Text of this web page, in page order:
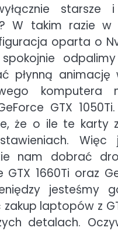
W takim razie w
oparta o
płynną animację
komputera
GTX
że o ile te karty
nam dobrać
1660Ti oraz
jesteśmy
laptopów z
detalach.